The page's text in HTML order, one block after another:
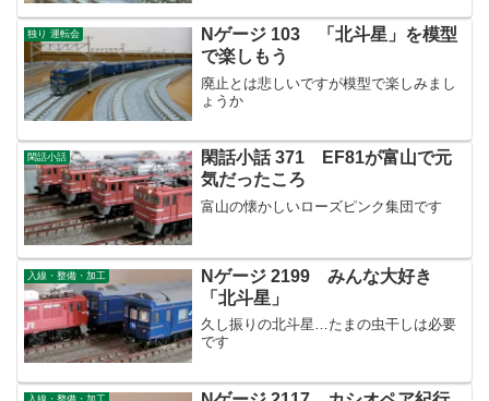
独り 運転会
Nゲージ 103 「北斗星」を模型
で楽しもう
廃止とは悲しいですが模型で楽しみまし
ょうか
閑話小話
閑話小話 371 EF81が富山で元
気だったころ
富山の懐かしいローズピンク集団です
入線・整備・加工
Nゲージ 2199 みんな大好き
「北斗星」
久し振りの北斗星…たまの虫干しは必要
です
入線・整備・加工